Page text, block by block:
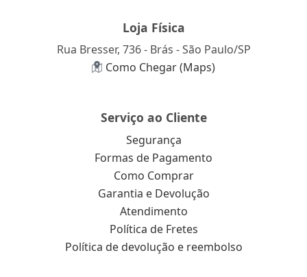
Loja Física
Rua Bresser, 736 - Brás - São Paulo/SP
Como Chegar (Maps)
Serviço ao Cliente
Segurança
Formas de Pagamento
Como Comprar
Garantia e Devolução
Atendimento
Política de Fretes
Política de devolução e reembolso